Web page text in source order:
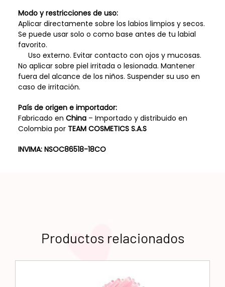
Modo y restricciones de uso:
Aplicar directamente sobre los labios limpios y secos.
Se puede usar solo o como base antes de tu labial
favorito.
Uso externo. Evitar contacto con ojos y mucosas.
No aplicar sobre piel irritada o lesionada. Mantener
fuera del alcance de los niños. Suspender su uso en
caso de irritación.
País de origen e importador:
Fabricado en China– Importado y distribuido en
Colombia por TEAM COSMETICS S.A.S
INVIMA: NSOC86518-18CO
Productos relacionados